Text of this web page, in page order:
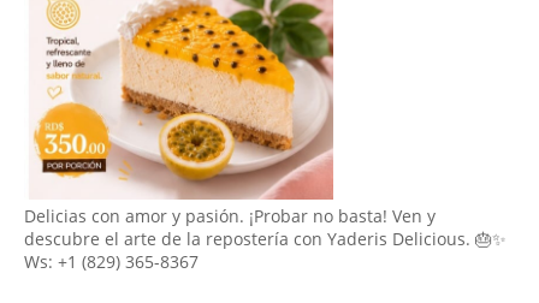
Delicias con amor y pasión. ¡Probar no basta! Ven y
descubre el arte de la repostería con Yaderis Delicious. 🎂✨
Ws: +1 (829) 365-8367